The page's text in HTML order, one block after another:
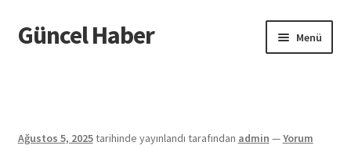
Dolaşıma
geç
İçeriğe
geç
Güncel Haber Menü
Ağustos 5, 2025tarihinde yayınlandı tarafından admin —Yorum